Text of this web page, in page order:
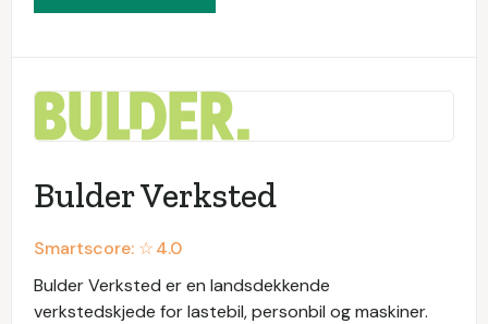
Bulder Verksted
Smartscore: ☆4.0
Bulder Verksted er en landsdekkende
verkstedskjede for lastebil, personbil og maskiner.